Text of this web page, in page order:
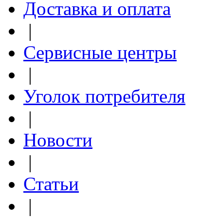
Доставка и оплата
|
Сервисные центры
|
Уголок потребителя
|
Новости
|
Статьи
|